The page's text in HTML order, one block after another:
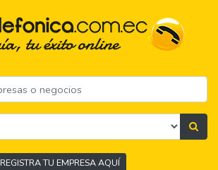
REGISTRA TU EMPRESA AQUÍ